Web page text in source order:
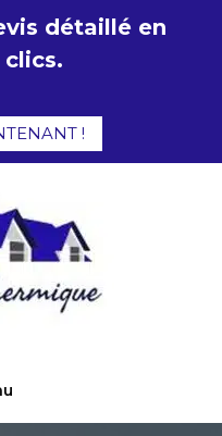
détaillé en
!